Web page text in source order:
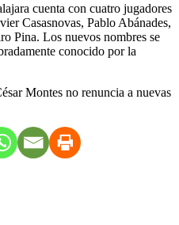
cuenta con cuatro jugadores
Casasnovas, Pablo Abánades,
Pina. Los nuevos nombres se
conocido por la
Montes no renuncia a nuevas